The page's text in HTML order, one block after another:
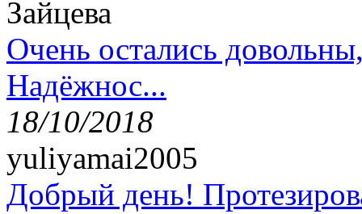
Зайцева
Очень остались
Надёжнос...
18/10/2018
yuliyamai2005
Добрый день!